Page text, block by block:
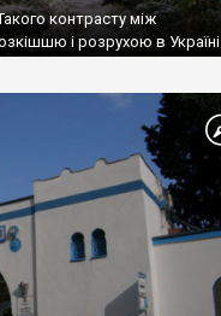
контрасту між
і розрухою в Україні